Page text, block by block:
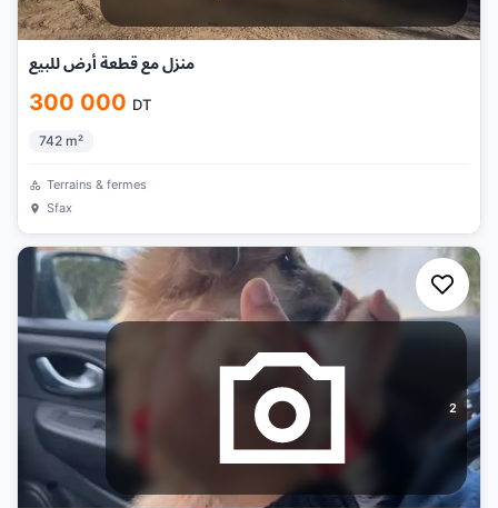
منزل مع قطعة أرض للبيع
300 000 DT
742 m²
Terrains & fermes
Sfax
2